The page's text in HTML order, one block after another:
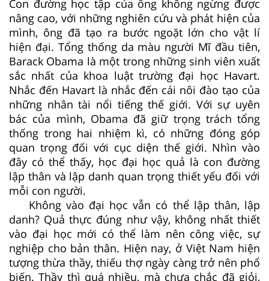
Con đường học tập của ông không ngừng được
nâng cao, với những nghiên cứu và phát hiện của
mình, ông đã tạo ra bước ngoặt lớn cho vật lí
hiện đại. Tổng thống da màu người Mĩ đầu tiên,
Barack Obama là một trong những sinh viên xuất
sắc nhất của khoa luật trường đại học Havart.
Nhắc đến Havart là nhắc đến cái nôi đào tạo của
những nhân tài nổi tiếng thế giới. Với sự uyên
bác của mình, Obama đã giữ trọng trách tổng
thống trong hai nhiệm kì, có những đóng góp
quan trọng đối với cục diện thế giới. Nhìn vào
đây có thể thấy, học đại học quả là con đường
lập thân và lập danh quan trọng thiết yếu đối với
mỗi con người.
Không vào đại học vẫn có thể lập thân, lập
danh? Quả thực đúng như vậy, không nhất thiết
vào đại học mới có thể làm nên công việc, sự
nghiệp cho bản thân. Hiện nay, ở Việt Nam hiện
tượng thừa thầy, thiếu thợ ngày càng trở nên phổ
biến. Thầy thì quá nhiều, mà chưa chắc đã giỏi,